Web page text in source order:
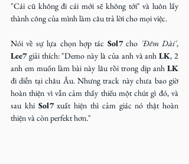
"Cái cũ không đi cái mới sẽ không tới" và luôn lấy
thành công của mình làm câu trả lời cho mọi việc.
Nói về sự lựa chọn hợp tác Sol7 cho 'Đêm Dài'
Lee7 giải thích: "Demo này là của anh và anh LK, 2
anh em muốn làm bài này lâu rồi trong dịp anh LK
đi diễn tại châu Âu. Nhưng track này chưa bao giờ
hoàn thiện vì vẫn cảm thấy thiếu một chút gì đó, và
sau khi Sol7 xuất hiện thì cảm giác nó thật hoàn
thiện và còn perfekt hơn."